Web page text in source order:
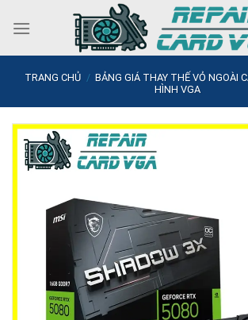
TRANG CHỦ / BẢNG GIÁ THAY THẾ VỎ NGOÀI
HÌNH VGA